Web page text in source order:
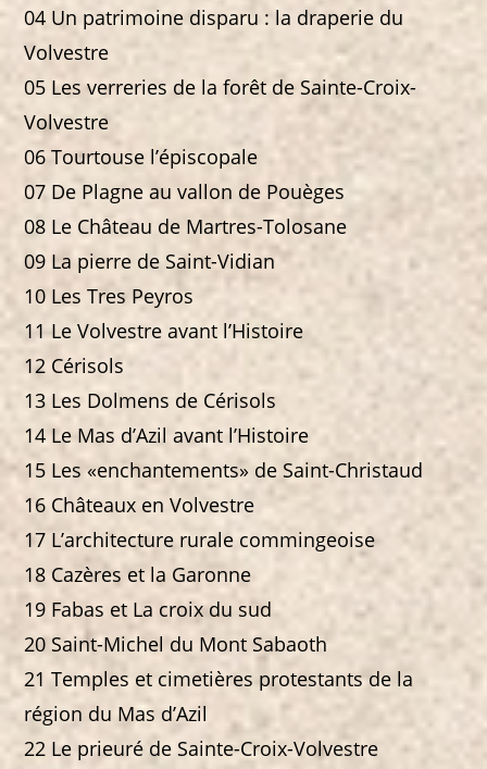
04 Un patrimoine disparu : la draperie du
Volvestre
05 Les verreries de la forêt de Sainte-Croix-
Volvestre
06 Tourtouse l’épiscopale
07 De Plagne au vallon de Pouèges
08 Le Château de Martres-Tolosane
09 La pierre de Saint-Vidian
10 Les Tres Peyros
11 Le Volvestre avant l’Histoire
12 Cérisols
13 Les Dolmens de Cérisols
14 Le Mas d’Azil avant l’Histoire
15 Les «enchantements» de Saint-Christaud
16 Châteaux en Volvestre
17 L’architecture rurale commingeoise
18 Cazères et la Garonne
19 Fabas et La croix du sud
20 Saint-Michel du Mont Sabaoth
21 Temples et cimetières protestants de la
région du Mas d’Azil
22 Le prieuré de Sainte-Croix-Volvestre